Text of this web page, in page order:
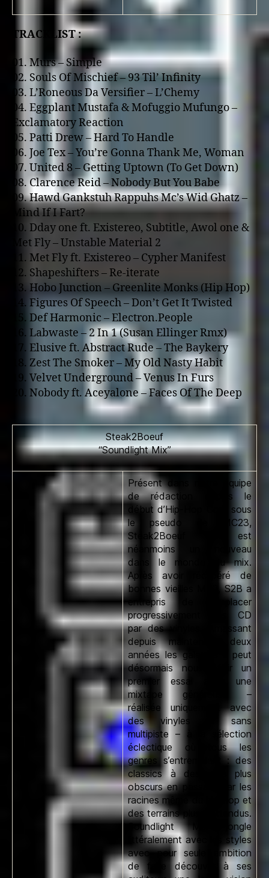
TRACKLIST :
01. Murs – Simple
02. Souls Of Mischief – 93 Til’ Infinity
03. L’Roneous Da Versifier – L’Chemy
04. Eggplant Mustafa & Mofuggio Mufungo –
Exclamatory Reaction
05. Patti Drew – Hard To Handle
06. Joe Tex – You’re Gonna Thank Me, Woman
07. United 8 – Getting Uptown (To Get Down)
08. Clarence Reid – Nobody But You Babe
09. Hawd Gankstuh Rappuhs Mc’s Wid Ghatz –
Mind If I Fart?
10. Dday o­ne ft. Existereo, Subtitle, Awol o­ne &
Met Fly – Unstable Material 2
11. Met Fly ft. Existereo – Cypher Manifest
12. Shapeshifters – Re-iterate
13. Hobo Junction – Greenlite Monks (Hip Hop)
14. Figures Of Speech – Don’t Get It Twisted
15. Def Harmonic – Electron.People
16. Labwaste – 2 In 1 (Susan Ellinger Rmx)
17. Elusive ft. Abstract Rude – The Baykery
18. Zest The Smoker – My Old Nasty Habit
19. Velvet Underground – Venus In Furs
20. Nobody ft. Aceyalone – Faces Of The Deep
Steak2Boeuf
“Soundlight Mix”
Présent dans notre équipe
de rédaction depuis le
début d’Hip-Hop Core sous
le pseudo de MC23,
Steak2Boeuf est
néanmoins un nouveau
dans le monde du mix.
Après avoir récupéré de
bonnes vieilles MK2, S2B a
entrepris de remplacer
progressivement ses CD
par des vinyles. Amassant
depuis maintenant deux
années les galettes il peut
désormais nous offrir un
premier essai avec une
mixtape généreuse –
réalisée uniquement avec
des vinyles et sans
multipiste – à la sélection
éclectique où tous les
genres s’entremêlent : des
classics à des raps plus
obscurs en passant par les
racines même du hip-hop et
des terrains plus inattendus.
Soundlight Mix
jongle
littéralement avec les styles
avec pour seule ambition
de faire découvrir à ses